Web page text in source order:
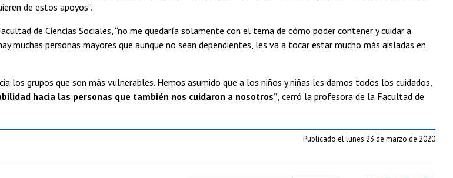
de estos apoyos”.
de Ciencias Sociales, “no me quedaría solamente con el tema de cómo poder contener y cuidar a
muchas personas mayores que aunque no sean dependientes, les va a tocar estar mucho más aisladas en
los grupos que son más vulnerables. Hemos asumido que a los niños y niñas les damos todos los cuidados,
hacia las personas que también nos cuidaron a nosotros”, cerró la profesora de la Facultad de
Publicado el lunes 23 de marzo de 2020